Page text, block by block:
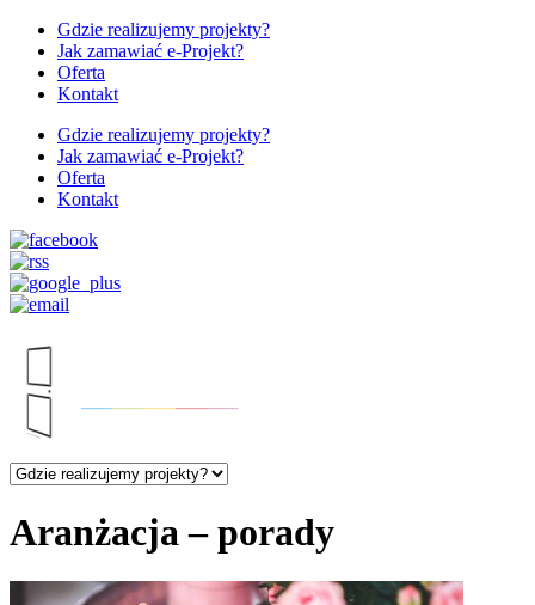
Gdzie realizujemy projekty?
Jak zamawiać e-Projekt?
Oferta
Kontakt
Gdzie realizujemy projekty?
Jak zamawiać e-Projekt?
Oferta
Kontakt
Aranżacja – porady